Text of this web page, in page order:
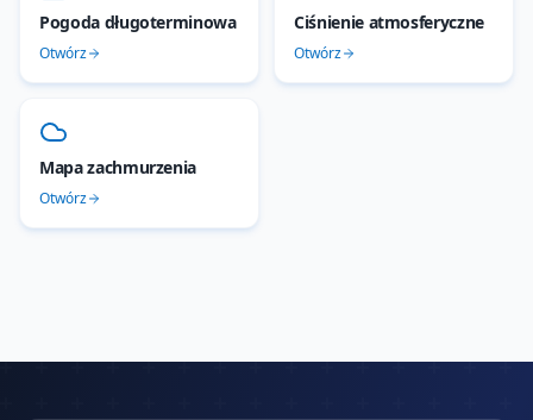
Pogoda długoterminowa
Otwórz
Ciśnienie atmosferyczne
Otwórz
Mapa zachmurzenia
Otwórz